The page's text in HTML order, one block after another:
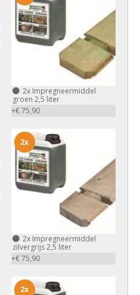
2xImpregneermiddel
groen 2,5 liter
+€ 75,90
2xImpregneermiddel
zilvergrijs 2,5 liter
+€ 75,90
2x
2x